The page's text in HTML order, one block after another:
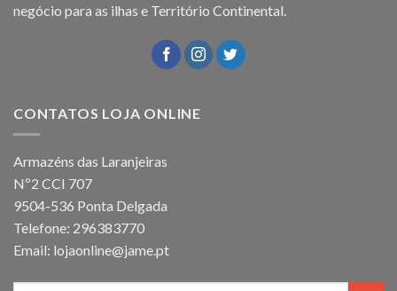
negócio para as ilhas e Território Continental.
CONTATOS LOJA ONLINE
Armazéns das Laranjeiras
Nº2 CCI 707
9504-536 Ponta Delgada
Telefone: 296383770
Email: lojaonline@jame.pt